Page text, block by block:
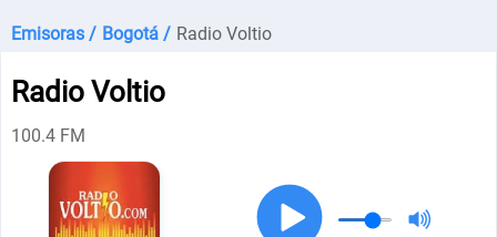
Emisoras / Bogotá / Radio Voltio
Radio Voltio
100.4 FM